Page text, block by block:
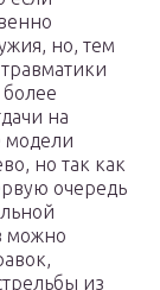
но, тем
на
модели
но так как
очередь
можно
из